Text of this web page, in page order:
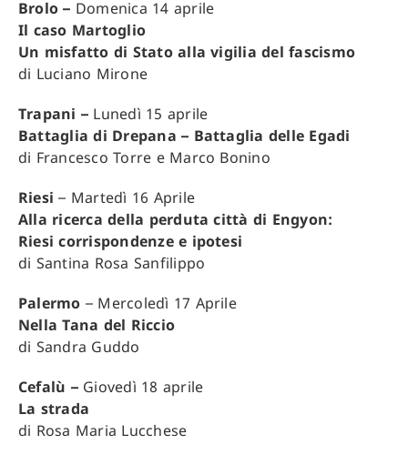
Brolo – Domenica 14 aprile
Il caso Martoglio
Un misfatto di Stato alla vigilia del fascismo
di Luciano Mirone
Trapani – Lunedì 15 aprile
Battaglia di Drepana – Battaglia delle Egadi
di Francesco Torre e Marco Bonino
Riesi – Martedì 16 Aprile
Alla ricerca della perduta città di Engyon:
Riesi corrispondenze e ipotesi
di Santina Rosa Sanfilippo
Palermo – Mercoledì 17 Aprile
Nella Tana del Riccio
di Sandra Guddo
Cefalù – Giovedì 18 aprile
La strada
di Rosa Maria Lucchese